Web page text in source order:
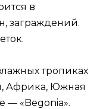
в
заграждений.
тропиках
Африка, Южная
— «Begonia».